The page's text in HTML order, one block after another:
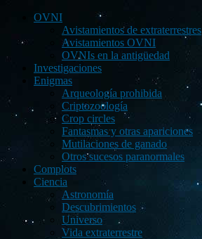
OVNI
Avistamientos de extraterrestres
Avistamientos OVNI
OVNIs en la antigüedad
Investigaciones
Enigmas
Arqueología prohibida
Criptozoología
Crop circles
Fantasmas y otras apariciones
Mutilaciones de ganado
Otros sucesos paranormales
Complots
Ciencia
Astronomía
Descubrimientos
Universo
Vida extraterrestre